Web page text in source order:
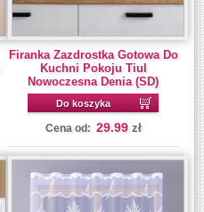
Firanka Zazdrostka Gotowa Do
Kuchni Pokoju Tiul
Nowoczesna Denia (SD)
Do koszyka
Cena od: 29.99 zł